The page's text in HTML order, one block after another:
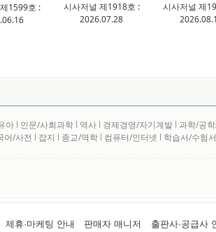
1599호 :
시사저널 제1918호 :
2026.07.28
시사저널 제
아 l 인문/사회과학 l 역사 l 경제경영/자기계발 l 과학/공
어/사전 l 잡지 l 종교/역학 l 컴퓨터/인터넷 l 학습서/수험서
제휴·마케팅 안내 판매자 매니저 출판사·공급사